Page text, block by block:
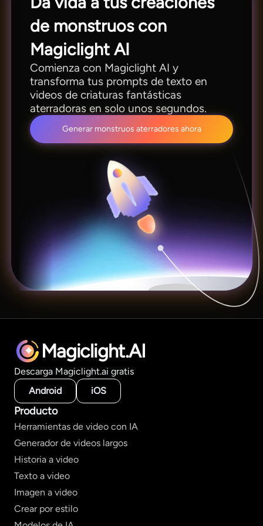
de monstruos con
Magiclight AI
Comienza con Magiclight AI y
transforma tus prompts de texto en
videos de criaturas fantásticas
aterradoras en solo unos segundos.
Generar monstruos aterradores ahora
Magiclight.AI
Descarga Magiclight.ai gratis
Android
iOS
Producto
Herramientas de video con IA
Generador de videos largos
Historia a video
Texto a video
Imagen a video
Crear por estilo